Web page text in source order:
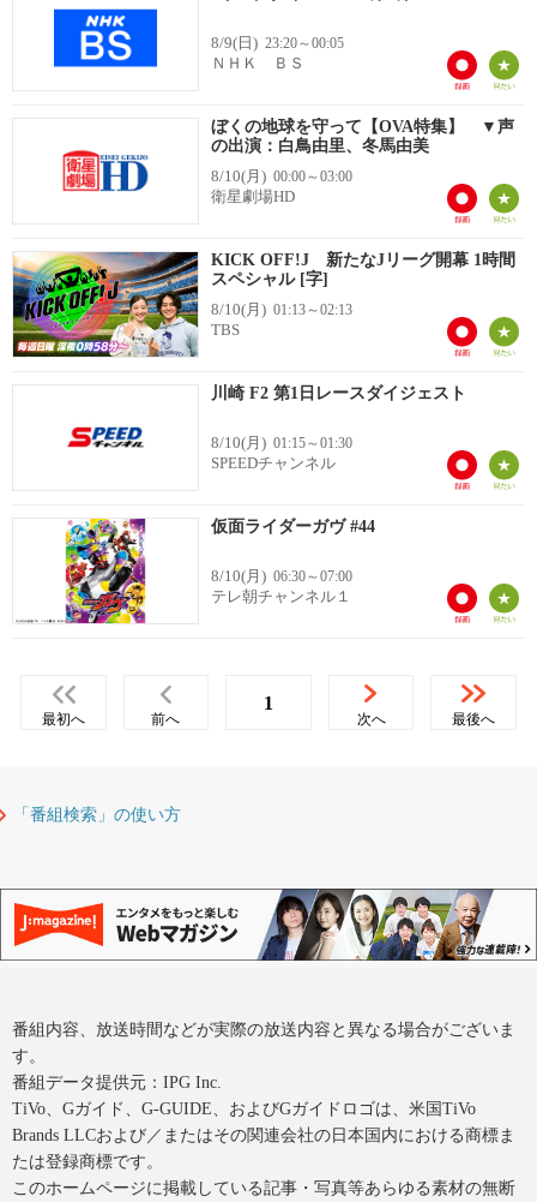
8/9(日) 23:20～00:05
ＮＨＫ ＢＳ
ぼくの地球を守って【OVA特集】 ▼声
の出演：白鳥由里、冬馬由美
8/10(月) 00:00～03:00
衛星劇場HD
KICK OFF!J 新たなJリーグ開幕 1時間
スペシャル [字]
8/10(月) 01:13～02:13
TBS
川崎 F2 第1日レースダイジェスト
8/10(月) 01:15～01:30
SPEEDチャンネル
仮面ライダーガヴ #44
8/10(月) 06:30～07:00
テレ朝チャンネル１
最初へ 前へ
1
次へ 最後へ
「番組検索」の使い方
番組内容、放送時間などが実際の放送内容と異なる場合がございま
す。
番組データ提供元：IPG Inc.
TiVo、Gガイド、G-GUIDE、およびGガイドロゴは、米国TiVo
Brands LLCおよび／またはその関連会社の日本国内における商標ま
たは登録商標です。
このホームページに掲載している記事・写真等あらゆる素材の無断